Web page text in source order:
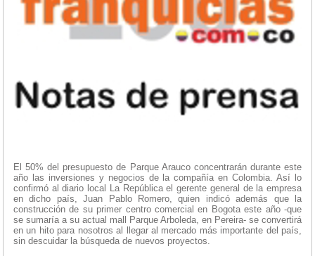
El 50% del presupuesto de Parque Arauco concentrarán durante este
año las inversiones y negocios de la compañía en Colombia. Así lo
confirmó al diario local La República el gerente general de la empresa
en dicho país, Juan Pablo Romero, quien indicó además que la
construcción de su primer centro comercial en Bogota este año -que
se sumaría a su actual mall Parque Arboleda, en Pereira- se convertirá
en un hito para nosotros al llegar al mercado más importante del país,
sin descuidar la búsqueda de nuevos proyectos.